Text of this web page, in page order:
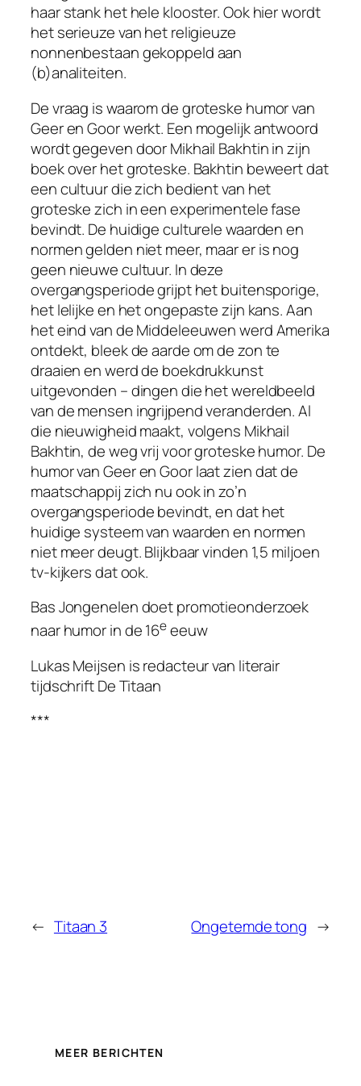
haar stank het hele klooster. Ook hier wordt
het serieuze van het religieuze
nonnenbestaan gekoppeld aan
(b)analiteiten.
De vraag is waarom de groteske humor van
Geer en Goor werkt. Een mogelijk antwoord
wordt gegeven door Mikhail Bakhtin in zijn
boek over het groteske. Bakhtin beweert dat
een cultuur die zich bedient van het
groteske zich in een experimentele fase
bevindt. De huidige culturele waarden en
normen gelden niet meer, maar er is nog
geen nieuwe cultuur. In deze
overgangsperiode grijpt het buitensporige,
het lelijke en het ongepaste zijn kans. Aan
het eind van de Middeleeuwen werd Amerika
ontdekt, bleek de aarde om de zon te
draaien en werd de boekdrukkunst
uitgevonden – dingen die het wereldbeeld
van de mensen ingrijpend veranderden. Al
die nieuwigheid maakt, volgens Mikhail
Bakhtin, de weg vrij voor groteske humor. De
humor van Geer en Goor laat zien dat de
maatschappij zich nu ook in zo’n
overgangsperiode bevindt, en dat het
huidige systeem van waarden en normen
niet meer deugt. Blijkbaar vinden 1,5 miljoen
tv-kijkers dat ook.
Bas Jongenelen doet promotieonderzoek
naar humor in de 16eeeuw
Lukas Meijsen is redacteur van literair
tijdschriftDe Titaan
***
← Titaan 3 Ongetemde tong →
MEER BERICHTEN